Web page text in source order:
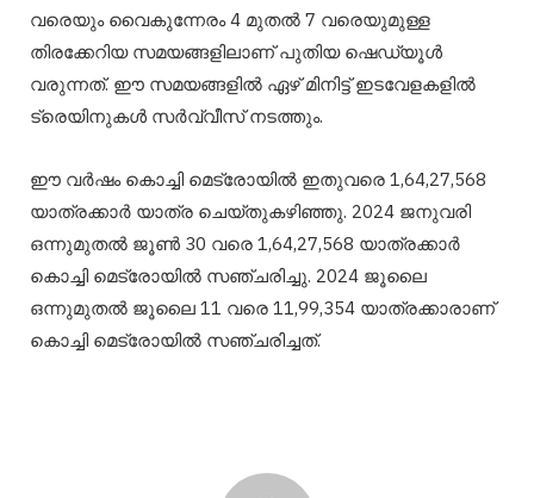
വരെയും വൈകുന്നേരം 4 മുതല്‍ 7 വരെയുമുള്ള
തിരക്കേറിയ സമയങ്ങളിലാണ് പുതിയ ഷെഡ്യൂള്‍
വരുന്നത്. ഈ സമയങ്ങളില്‍ ഏഴ് മിനിട്ട് ഇടവേളകളില്‍
ട്രെയിനുകള്‍ സര്‍വ്വീസ് നടത്തും.
ഈ വര്‍ഷം കൊച്ചി മെട്രോയില്‍ ഇതുവരെ 1,64,27,568
യാത്രക്കാര്‍ യാത്ര ചെയ്തുകഴിഞ്ഞു. 2024 ജനുവരി
ഒന്നുമുതല്‍ ജൂണ്‍ 30 വരെ 1,64,27,568 യാത്രക്കാര്‍
കൊച്ചി മെട്രോയില്‍ സഞ്ചരിച്ചു. 2024 ജൂലൈ
ഒന്നുമുതല്‍ ജൂലൈ 11 വരെ 11,99,354 യാത്രക്കാരാണ്
കൊച്ചി മെട്രോയില്‍ സഞ്ചരിച്ചത്.